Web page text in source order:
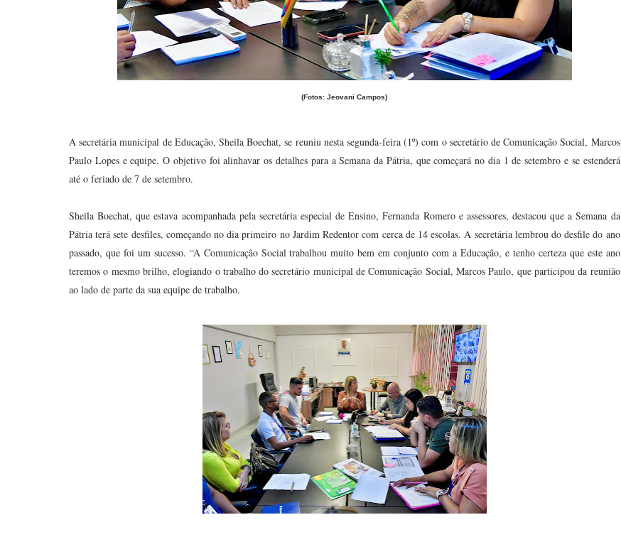
(Fotos: Jeovani Campos)
A secretária municipal de Educação, Sheila Boechat, se reuniu nesta segunda-feira (1º) com o secretário de Comunicação Social, Marcos
Paulo Lopes e equipe. O objetivo foi alinhavar os detalhes para a Semana da Pátria, que começará no dia 1 de setembro e se estenderá
até o feriado de 7 de setembro.
Sheila Boechat, que estava acompanhada pela secretária especial de Ensino, Fernanda Romero e assessores, destacou que a Semana da
Pátria terá sete desfiles, começando no dia primeiro no Jardim Redentor com cerca de 14 escolas. A secretária lembrou do desfile do ano
passado, que foi um sucesso. “A Comunicação Social trabalhou muito bem em conjunto com a Educação, e tenho certeza que este ano
teremos o mesmo brilho, elogiando o trabalho do secretário municipal de Comunicação Social, Marcos Paulo, que participou da reunião
ao lado de parte da sua equipe de trabalho.